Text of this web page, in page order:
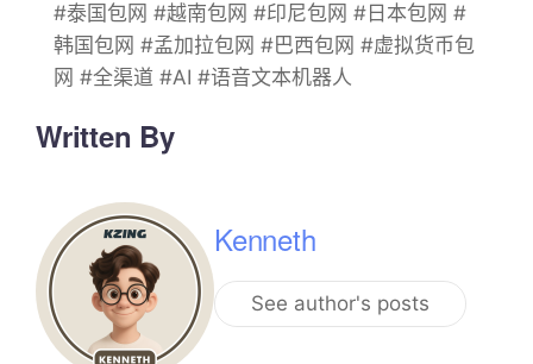
#泰国包网 #越南包网 #印尼包网 #日本包网 #
韩国包网 #孟加拉包网 #巴西包网 #虚拟货币包
网 #全渠道 #AI #语音文本机器人
Written By
Kenneth
See author's posts